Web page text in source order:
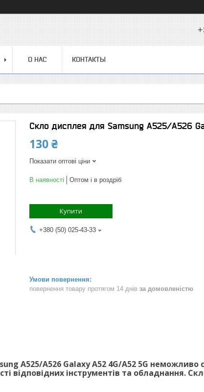
О НАС КОНТАКТЫ
Скло дисплея для Samsung A525/A526
130 ₴
Показати оптові ціни
В наявності Оптом і в роздріб
Купити
+380 (50) 025-43-33
повернення товару протягом 14 днів за домовленістю
A525/A526 Galaxy A52 4G/A52 5G неможливо
відповідних інструментів та обладнання.